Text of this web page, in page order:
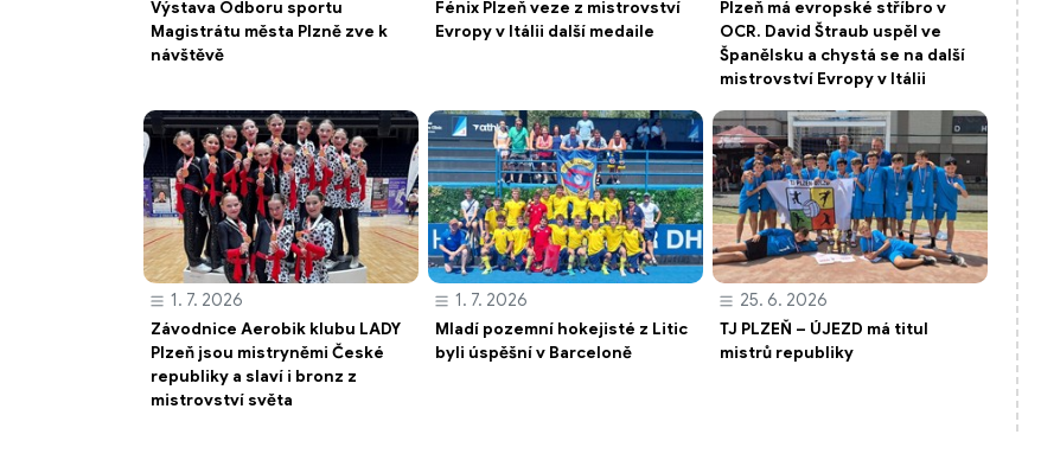
Výstava Odboru sportu
Magistrátu města Plzně zve k
návštěvě
Fénix Plzeň veze z mistrovství
Evropy v Itálii další medaile
Plzeň má evropské stříbro v
OCR. David Štraub uspěl ve
Španělsku a chystá se na další
mistrovství Evropy v Itálii
1. 7. 2026
Závodnice Aerobik klubu LADY
Plzeň jsou mistryněmi České
republiky a slaví i bronz z
mistrovství světa
1. 7. 2026
Mladí pozemní hokejisté z Litic
byli úspěšní v Barceloně
25. 6. 2026
TJ PLZEŇ – ÚJEZD má titul
mistrů republiky